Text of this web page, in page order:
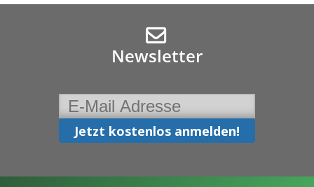
Newsletter